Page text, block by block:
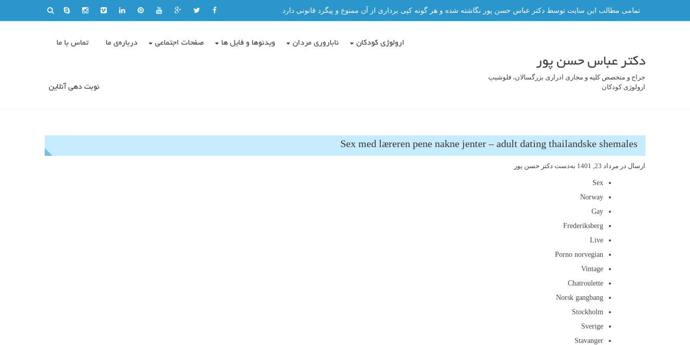
تمامی مطالب این سایت توسط دکتر عباس حسن پور نگاشته شده و هر گونه کپی برداری از آن ممنوع و پیگرد قانونی دارد.
دکتر عباس حسن پور
جراح و متخصص کلیه و مجاری ادراری بزرگسالان، فلوشیپ
ارولوژی کودکان
ارولوژی کودکان ناباروری مردان ویدئوها و فایل ها صفحات اجتماعی درباره‌ی ما تماس با ما
نوبت دهی آنلاین
Sex med læreren pene nakne jenter – adult dating thailandske shemales
ارسال در مرداد 23, 1401 به‌دست دکتر حسن پور
Sex
Norway
Gay
Frederiksberg
Live
Porno norvegian
Vintage
Chatroulette
Norsk gangbang
Stockholm
Sverige
Stavanger